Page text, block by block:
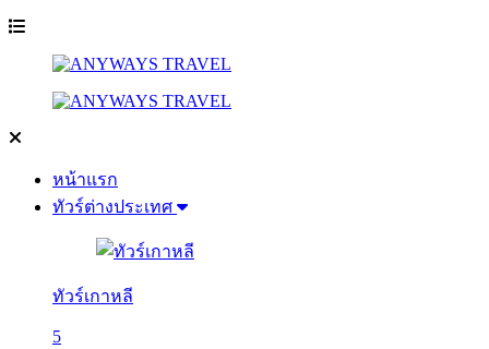
หน้าแรก
ทัวร์ต่างประเทศ
ทัวร์เกาหลี
5